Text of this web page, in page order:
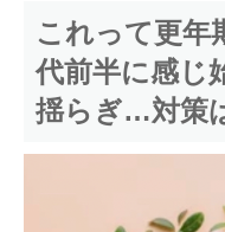
これって更年
代前半に感じ
揺らぎ…対策